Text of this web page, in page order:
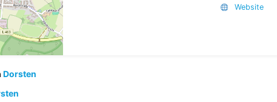
Website
Dorsten